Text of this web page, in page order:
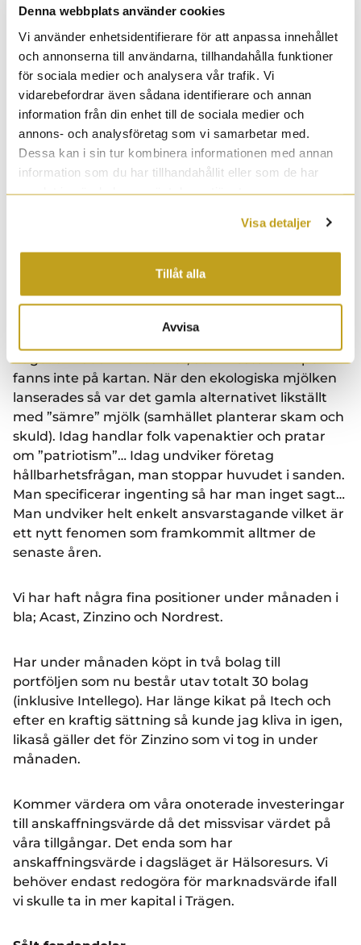
Denna webbplats använder cookies
Vi använder enhetsidentifierare för att anpassa innehållet
och annonserna till användarna, tillhandahålla funktioner
för sociala medier och analysera vår trafik. Vi
vidarebefordrar även sådana identifierare och annan
information från din enhet till de sociala medier och
annons- och analysföretag som vi samarbetar med.
Dessa kan i sin tur kombinera informationen med annan
information som du har tillhandahållit eller som de har
samlat in när du har använt deras tjänster.
Visa detaljer
Tillåt alla
Avvisa
Vi behöver lite lugn och ro, fred, lägre inflation, en
starkare ekonomi så vi vågar göra satsningar och
för våra småbolag och statistiken talar för att det
ser mycket ljusare ut under 2026.
En annan reflektion är hur ”flyktigt” samhället
något annat än hållbarhet, att investera i vapen
fanns inte på kartan. När den ekologiska mjölken
lanserades så var det gamla alternativet likställt
med ”sämre” mjölk (samhället planterar skam och
skuld). Idag handlar folk vapenaktier och pratar
om ”patriotism”… Idag undviker företag
hållbarhetsfrågan, man stoppar huvudet i sanden.
Man specificerar ingenting så har man inget sagt…
Man undviker helt enkelt ansvarstagande vilket är
ett nytt fenomen som framkommit alltmer de
senaste åren.
Vi har haft några fina positioner under månaden i
bla; Acast, Zinzino och Nordrest.
Har under månaden köpt in två bolag till
portföljen som nu består utav totalt 30 bolag
(inklusive Intellego). Har länge kikat på Itech och
efter en kraftig sättning så kunde jag kliva in igen,
likaså gäller det för Zinzino som vi tog in under
månaden.
Kommer värdera om våra onoterade investeringar
till anskaffningsvärde då det missvisar värdet på
våra tillgångar. Det enda som har
anskaffningsvärde i dagsläget är Hälsoresurs. Vi
behöver endast redogöra för marknadsvärde ifall
vi skulle ta in mer kapital i Trägen.